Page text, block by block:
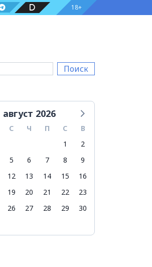
18+
Поиск
август 2026
С Ч П С
В
1
2
5 6 7 8
9
12 13 14 15
16
19 20 21 22
23
26 27 28 29
30